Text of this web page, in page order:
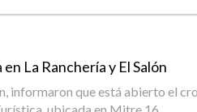
La Ranchería y El Salón
informaron que está abierto el